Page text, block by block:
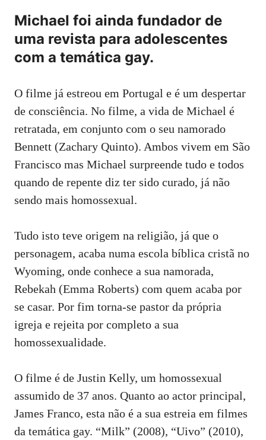
Michael foi ainda fundador de
uma revista para adolescentes
com a temática gay.
O filme já estreou em Portugal e é um despertar
de consciência. No filme, a vida de Michael é
retratada, em conjunto com o seu namorado
Bennett (Zachary Quinto). Ambos vivem em São
Francisco mas Michael surpreende tudo e todos
quando de repente diz ter sido curado, já não
sendo mais homossexual.
Tudo isto teve origem na religião, já que o
personagem, acaba numa escola bíblica cristã no
Wyoming, onde conhece a sua namorada,
Rebekah (Emma Roberts) com quem acaba por
se casar. Por fim torna-se pastor da própria
igreja e rejeita por completo a sua
homossexualidade.
O filme é de Justin Kelly, um homossexual
assumido de 37 anos. Quanto ao actor principal,
James Franco, esta não é a sua estreia em filmes
da temática gay. “Milk” (2008), “Uivo” (2010),